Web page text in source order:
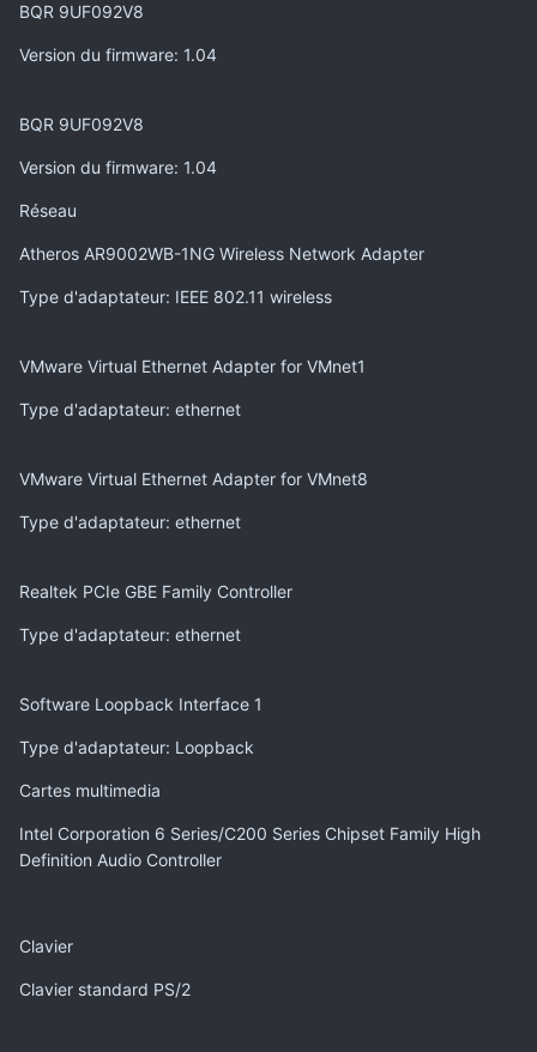
BQR 9UF092V8
Version du firmware: 1.04
BQR 9UF092V8
Version du firmware: 1.04
Réseau
Atheros AR9002WB-1NG Wireless Network Adapter
Type d'adaptateur: IEEE 802.11 wireless
VMware Virtual Ethernet Adapter for VMnet1
Type d'adaptateur: ethernet
VMware Virtual Ethernet Adapter for VMnet8
Type d'adaptateur: ethernet
Realtek PCIe GBE Family Controller
Type d'adaptateur: ethernet
Software Loopback Interface 1
Type d'adaptateur: Loopback
Cartes multimedia
Intel Corporation 6 Series/C200 Series Chipset Family High
Definition Audio Controller
Clavier
Clavier standard PS/2